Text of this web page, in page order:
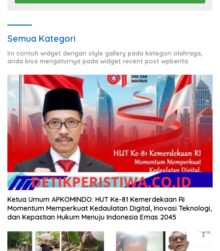
Semua Kategori
Ini contoh widget dengan style gallery pada kategori olahraga,
anda bisa mengaturnya pada widget recent post wpberita.
Ketua Umum APKOMINDO: HUT Ke-81 Kemerdekaan RI
Momentum Memperkuat Kedaulatan Digital, Inovasi Teknologi,
dan Kepastian Hukum Menuju Indonesia Emas 2045